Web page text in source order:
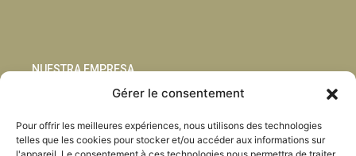
Gérer le consentement
Pour offrir les meilleures expériences, nous utilisons des technologies
telles que les cookies pour stocker et/ou accéder aux informations sur
NUESTRA EMPRESA
Innovación
Blog